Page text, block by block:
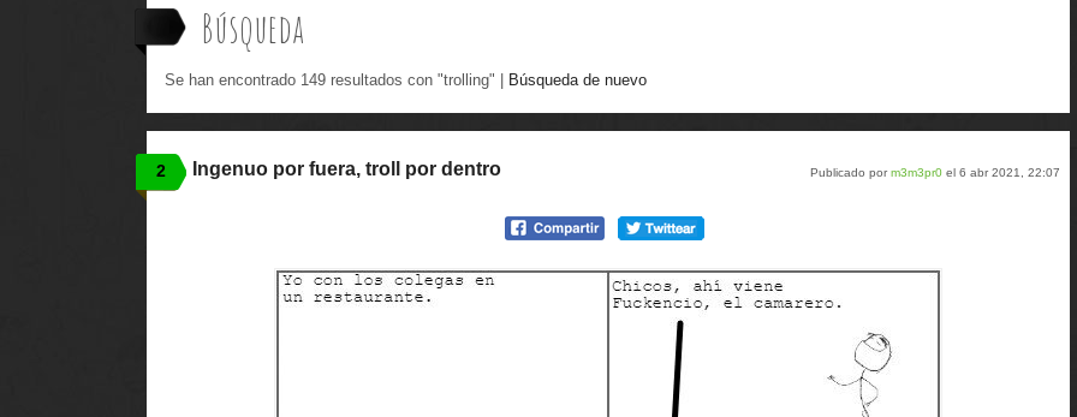
Búsqueda
Se han encontrado 149 resultados con "trolling" | Búsqueda de nuevo
2 Publicado porm3m3pr0 el 6 abr 2021, 22:07
Ingenuo por fuera, troll por dentro